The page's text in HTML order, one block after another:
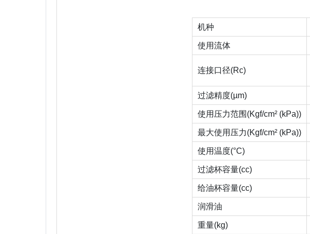
机种
使用流体
连接口径(Rc)
过滤精度(µm)
使用压力范围(Kgf/cm² (kPa))
最大使用压力(Kgf/cm² (kPa))
使用温度(°C)
过滤杯容量(cc)
给油杯容量(cc)
润滑油
重量(kg)